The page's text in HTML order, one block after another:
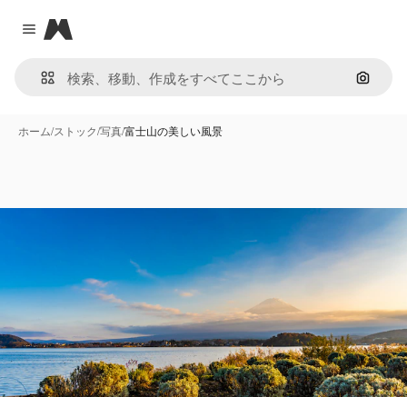
Close menu
Magnific
画像で
ホーム/ストック/写真/富士山の美しい風景